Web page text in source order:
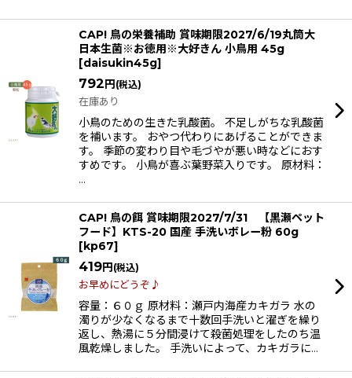
CAP! 鳥の栄養補助 賞味期限2027/6/19丸筒大
日本生菌※お徳用※大好きん 小鳥用 45g
[daisukin45g]
792円 (税込)
在庫あり
小鳥のための生きた乳酸菌。 不足しがちな乳酸菌
を補います。 おやつ代わりにあげることができま
す。 季節の変わり目や毛づやが悪い時などにおす
すめです。 小鳥が喜ぶ葉野菜入りです。 原材料：
…
CAP! 鳥の餌 賞味期限2027/7/31 【黒瀬ペット
フード】KTS-20 国産 手洗いボレー粉 60g
[kp67]
419円 (税込)
お早めにどうぞ♪
容量：６０ｇ 原材料：瀬戸内海産カキガラ 水の
濁りが少なくなるまで十数回手洗いと濯ぎを繰り
返し、熱湯に５分間浸けて殺菌処理をしたのち温
風乾燥しました。 手洗いによって、カキガラに…